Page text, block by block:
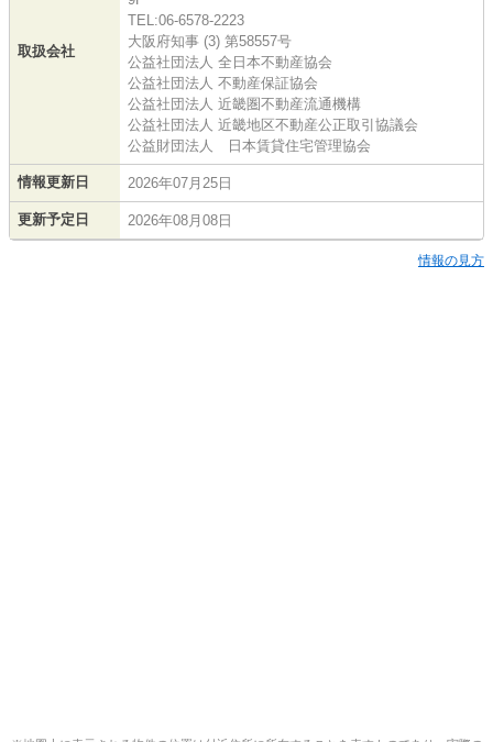
取扱会社
TEL:06-6578-2223
大阪府知事 (3) 第58557号
公益社団法人 全日本不動産協会
公益社団法人 不動産保証協会
公益社団法人 近畿圏不動産流通機構
公益社団法人 近畿地区不動産公正取引協議会
公益財団法人 日本賃貸住宅管理協会
情報更新日 2026年07月25日
更新予定日 2026年08月08日
情報の見方